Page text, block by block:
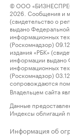
© ООО
2026. Сообщения и
(свидетельство о
выдано
информационных
(Роскомнадзор)
издания «РБК»
информации выдано
информационных
(Роскомнадзор)
сопровождаются
Владельцем сайта
Данные
Индексы облигаций
Информация об